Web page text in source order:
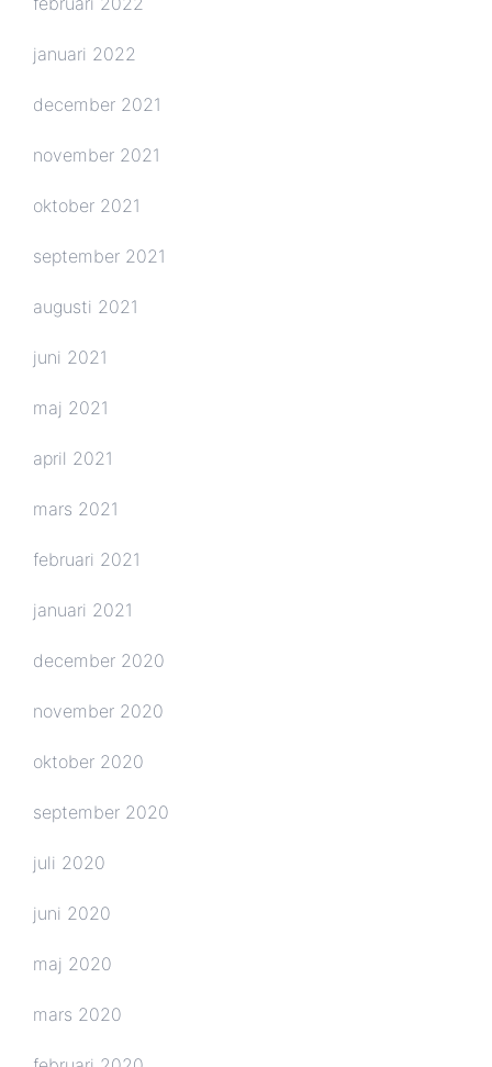
januari 2022
december 2021
november 2021
oktober 2021
september 2021
augusti 2021
juni 2021
maj 2021
april 2021
mars 2021
februari 2021
januari 2021
december 2020
november 2020
oktober 2020
september 2020
juli 2020
juni 2020
maj 2020
mars 2020